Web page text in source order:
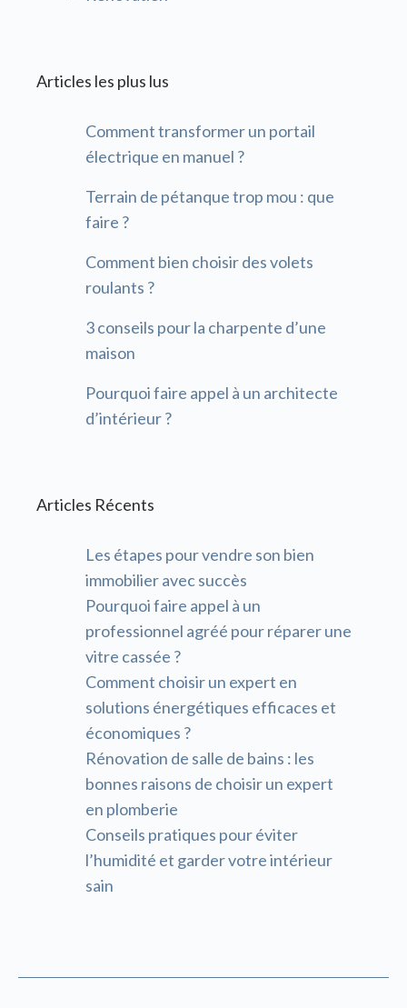
Articles les plus lus
Comment transformer un portail
électrique en manuel ?
Terrain de pétanque trop mou : que
faire ?
Comment bien choisir des volets
roulants ?
3 conseils pour la charpente d’une
maison
Pourquoi faire appel à un architecte
d’intérieur ?
Articles Récents
Les étapes pour vendre son bien
immobilier avec succès
Pourquoi faire appel à un
professionnel agréé pour réparer une
vitre cassée ?
Comment choisir un expert en
solutions énergétiques efficaces et
économiques ?
Rénovation de salle de bains : les
bonnes raisons de choisir un expert
en plomberie
Conseils pratiques pour éviter
l’humidité et garder votre intérieur
sain